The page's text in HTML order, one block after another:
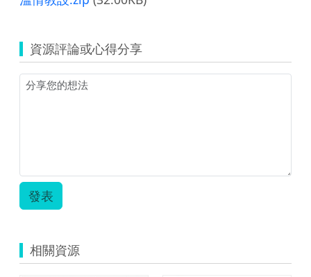
資源評論或心得分享
發表
相關資源